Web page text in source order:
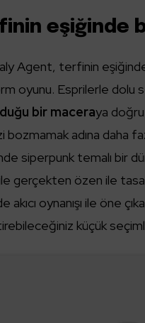
eşiğinde
Agent, terfinin
oyunu. Esprilerle dolu
bir maceraya doğru
bozmamak adına daha
siperpunk temalı bir
gerçekten özen ile
akıcı oynanışı ile öne
küçük